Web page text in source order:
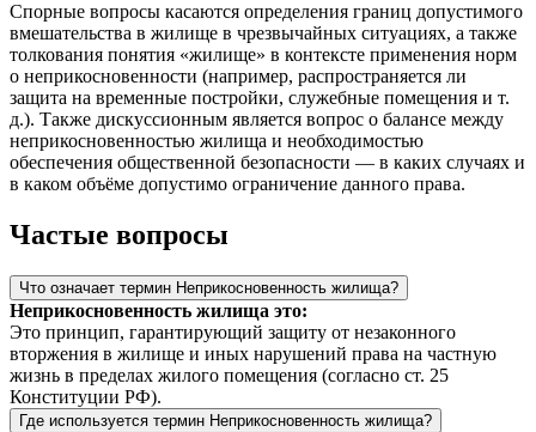
Спорные вопросы касаются определения границ допустимого
вмешательства в жилище в чрезвычайных ситуациях, а также
толкования понятия «жилище» в контексте применения норм
о неприкосновенности (например, распространяется ли
защита на временные постройки, служебные помещения и т.
д.). Также дискуссионным является вопрос о балансе между
неприкосновенностью жилища и необходимостью
обеспечения общественной безопасности — в каких случаях и
в каком объёме допустимо ограничение данного права.
Частые вопросы
Что означает термин Неприкосновенность жилища?
Неприкосновенность жилища это:
Это принцип, гарантирующий защиту от незаконного
вторжения в жилище и иных нарушений права на частную
жизнь в пределах жилого помещения (согласно ст. 25
Конституции РФ).
Где используется термин Неприкосновенность жилища?